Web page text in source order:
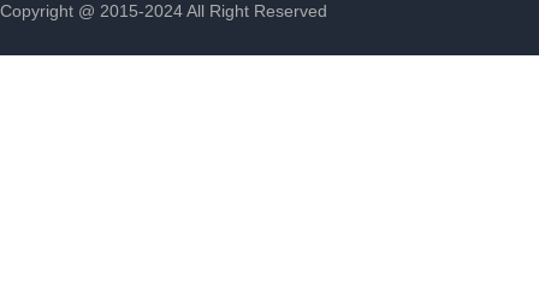
Copyright @ 2015-2024 All Right Reserved